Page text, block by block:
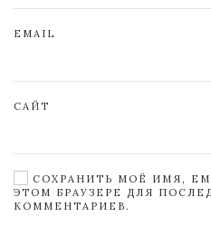
EMAIL
САЙТ
СОХРАНИТЬ МОЁ ИМЯ,
ЭТОМ БРАУЗЕРЕ ДЛЯ
КОММЕНТАРИЕВ.